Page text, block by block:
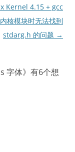
Kernel 4.15 + gcc
核模块时无法找到
stdarg.h 的问题 →
字体》有6个想